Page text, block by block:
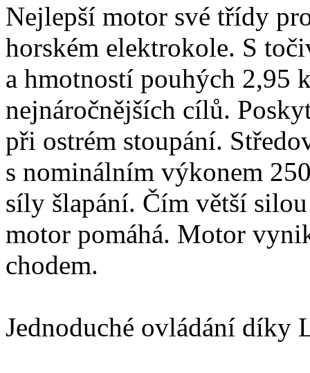
Nejlepší motor své třídy
horském elektrokole. S
a hmotností pouhých 2,95
nejnáročnějších cílů.
při ostrém stoupání.
s nominálním výkonem
síly šlapání. Čím větší
motor pomáhá. Motor
chodem.
Jednoduché ovládání